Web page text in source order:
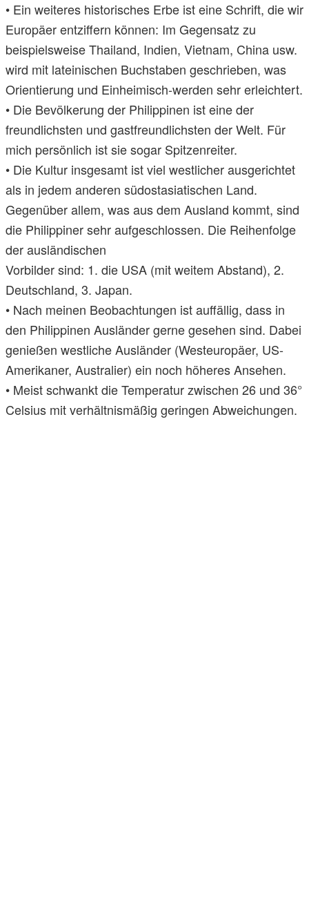
• Ein weiteres historisches Erbe ist eine Schrift, die wir
Europäer entziffern können: Im Gegensatz zu
beispielsweise Thailand, Indien, Vietnam, China usw.
wird mit lateinischen Buchstaben geschrieben, was
Orientierung und Einheimisch-werden sehr erleichtert.
• Die Bevölkerung der Philippinen ist eine der
freundlichsten und gastfreundlichsten der Welt. Für
mich persönlich ist sie sogar Spitzenreiter.
• Die Kultur insgesamt ist viel westlicher ausgerichtet
als in jedem anderen südostasiatischen Land.
Gegenüber allem, was aus dem Ausland kommt, sind
die Philippiner sehr aufgeschlossen. Die Reihenfolge
der ausländischen
Vorbilder sind: 1. die USA (mit weitem Abstand), 2.
Deutschland, 3. Japan.
• Nach meinen Beobachtungen ist auffällig, dass in
den Philippinen Ausländer gerne gesehen sind. Dabei
genießen westliche Ausländer (Westeuropäer, US-
Amerikaner, Australier) ein noch höheres Ansehen.
• Meist schwankt die Temperatur zwischen 26 und 36°
Celsius mit verhältnismäßig geringen Abweichungen.